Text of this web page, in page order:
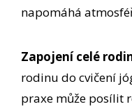
napomáhá
Zapojení celé
rodinu do cvičení
praxe může posílit